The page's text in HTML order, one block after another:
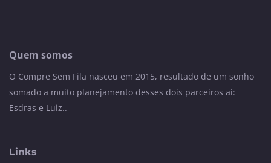
Quem somos
O Compre Sem Fila nasceu em 2015, resultado de um sonho
somado a muito planejamento desses dois parceiros aí:
Esdras e Luiz..
Links